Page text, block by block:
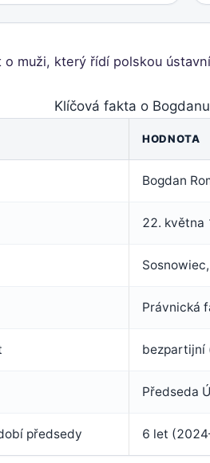
o muži, který řídí polskou
Klíčová fakta o
HODNOTA
Bogdan
22. května
Právnická
bezpartijní
Předseda
předsedy 6 let